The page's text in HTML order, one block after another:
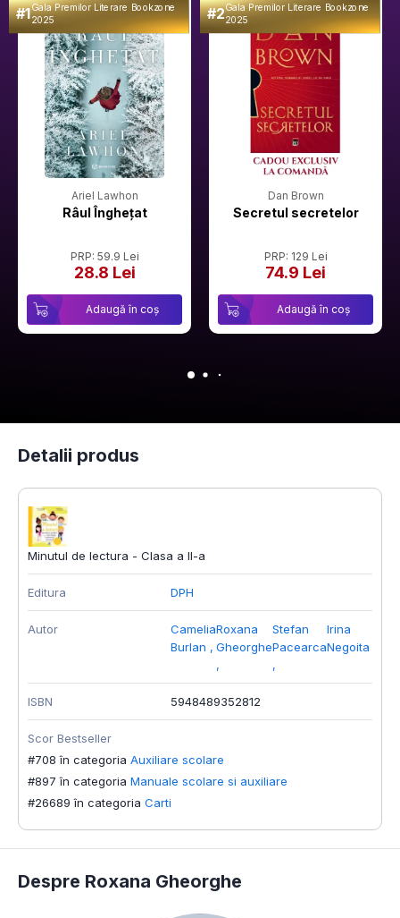
#1Gala Premilor Literare Bookzone
2025
Ariel Lawhon
Râul Înghețat
PRP: 59.9 Lei
28.8 Lei
Adaugă în coș
#2Gala Premilor Literare Bookzone
2025
Dan Brown
Secretul secretelor
PRP: 129 Lei
74.9 Lei
Adaugă în coș
Detalii produs
Minutul de lectura - Clasa a II-a
Editura DPH
Autor
Camelia
Burlan ,
Roxana
Gheorghe
,
Stefan
Pacearca
,
Irina
Negoita
ISBN 5948489352812
Scor Bestseller
#708 în categoria Auxiliare scolare
#897 în categoria Manuale scolare si auxiliare
#26689 în categoria Carti
Despre Roxana Gheorghe